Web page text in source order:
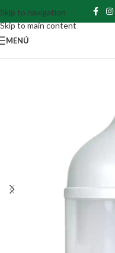
Skip to navigation
Skip to main content
MENÚ